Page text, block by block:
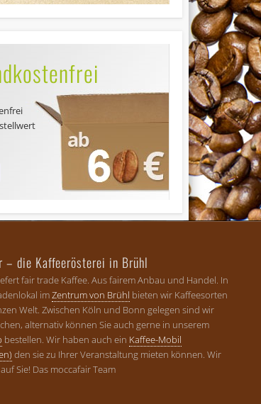
– die Kaffeerösterei in Brühl
fair trade Kaffee. Aus fairem Anbau und Handel. In
imZentrum von Brühl bieten wir Kaffeesorten
Welt. Zwischen Köln und Bonn gelegen sind wir
alternativ können Sie auch gerne in unserem
bestellen. Wir haben auch ein Kaffee-Mobil
den sie zu Ihrer Veranstaltung mieten können. Wir
Sie! Das moccafair Team